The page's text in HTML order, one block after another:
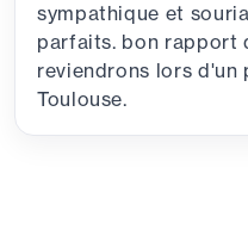
sympathique et
parfaits. bon rapport
reviendrons lors d'un
Toulouse.